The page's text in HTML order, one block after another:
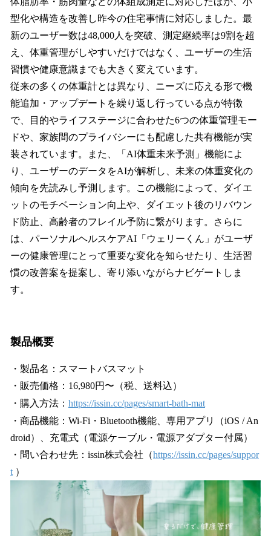
型化や構造を改善し昨今の住宅事情に対応しました。最
新のユーザー数は48,000人を突破、測定継続率は9割を超
え、体重管理がしやすいだけではなく、ユーザーの生活
習慣や健康意識までも大きく変えています。
従来の多くの体重計とは異なり、ニーズに応える形で機
能追加・アップデートを繰り返し行っている点が特徴
で、目的やライフステージに合わせた6つの体重管理モー
ドや、家族間のプライバシーにも配慮した共有機能が実
装されています。また、「AI体重未来予測」機能によ
り、ユーザーのデータをAIが解析し、未来の体重変化の
傾向を先読みし予測します。この機能によって、ダイエ
ットのモチベーション向上や、ダイエット後のリバウン
ド防止、高齢者のフレイル予防に繋がります。さらに
は、パーソナルヘルスケアAI「ウェリーくん」がユーザ
ーの健康管理にとって重要な変化を知らせたり、生活習
慣の改善案を提案し、寄り添いながらナビゲートしま
す。
製品概要
・製品名：スマートバスマット
・販売価格：16,980円〜（税、送料込）
・購入方法： https://issin.cc/pages/smart-bath-mat
・商品機能：Wi-Fi・Bluetooth機能、専用アプリ（iOS / An
droid）、充電式（電源ケーブル・電源アダプター付属）
・問い合わせ先：issin株式会社（https://issin.cc/pages/suppor
t ）